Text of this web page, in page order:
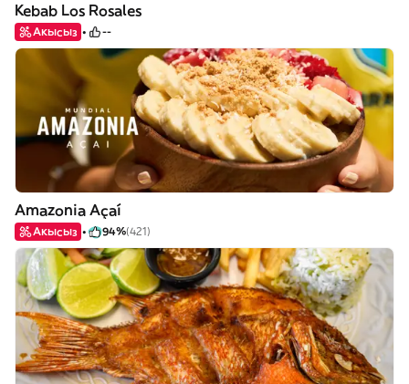
Kebab Los Rosales
Акысыз --
Amazonia Açaí
Акысыз 94%(421)